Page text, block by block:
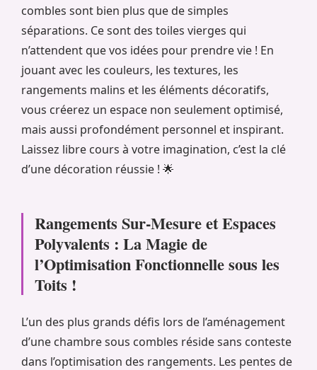
combles sont bien plus que de simples
séparations. Ce sont des toiles vierges qui
n’attendent que vos idées pour prendre vie ! En
jouant avec les couleurs, les textures, les
rangements malins et les éléments décoratifs,
vous créerez un espace non seulement optimisé,
mais aussi profondément personnel et inspirant.
Laissez libre cours à votre imagination, c’est la clé
d’une décoration réussie ! 🌟
Rangements Sur-Mesure et Espaces
Polyvalents : La Magie de
l’Optimisation Fonctionnelle sous les
Toits !
L’un des plus grands défis lors de l’aménagement
d’une chambre sous combles réside sans conteste
dans l’optimisation des rangements. Les pentes de